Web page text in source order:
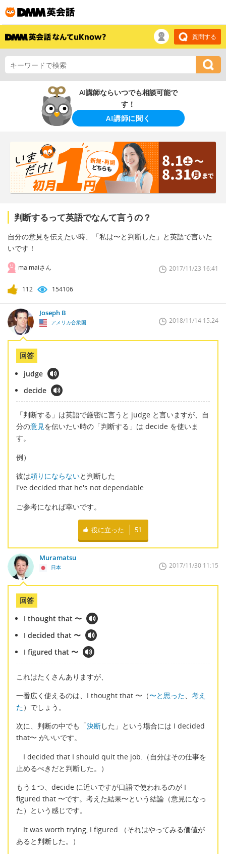
質問する
AI講師ならいつでも相談可能で
す！
AI講師に聞く
判断するって英語でなんて言うの？
自分の意見を伝えたい時、「私は〜と判断した」と英語で言いた
いです！
maimaiさん 2017/11/23 16:41
112 154106
Joseph B
アメリカ合衆国 2018/11/14 15:24
回答
judge
decide
「判断する」は英語で厳密に言うと judge と言いますが、自
分の意見を伝いたい時の「判断する」は decide を使いま
す。
例）
彼は頼りにならないと判断した
I've decided that he's not dependable
ご参考になれば幸いです。
役に立った 51
Muramatsu
日本 2017/11/30 11:15
回答
I thought that 〜
I decided that 〜
I figured that 〜
これはたくさんありますが、
一番広く使えるのは、I thought that 〜（〜と思った、 考え
た）でしょう。
次に、判断の中でも「決断した」という場合には I decided
that〜 がいいです。
I decided that I should quit the job.（自分はその仕事を
止めるべきだと判断した。）
もう１つ、decide に近いですが口語で使われるのが I
figured that 〜です。考えた結果〜という結論（意見になっ
た）という感じです。
It was worth trying, I figured.（それはやってみる価値が
あると判断した。）